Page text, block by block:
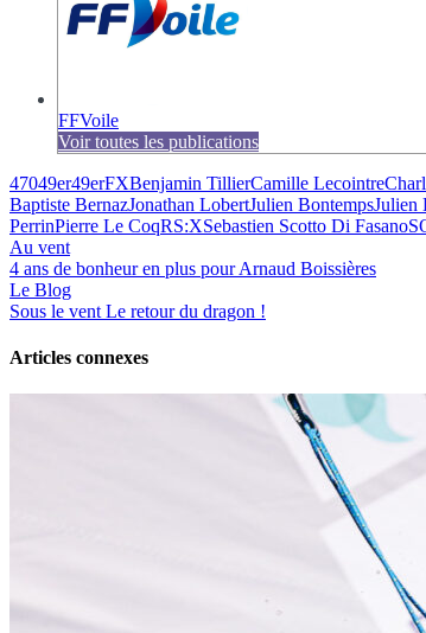
FFVoile
Voir toutes les publications
47049er49erFXBenjamin TillierCamille Lecointre
Baptiste BernazJonathan LobertJulien BontempsJulien
PerrinPierre Le CoqRS:XSebastien Scotto Di Fasano
Au vent
4 ans de bonheur en plus pour Arnaud Boissières
Le Blog
Sous le vent Le retour du dragon !
Articles connexes